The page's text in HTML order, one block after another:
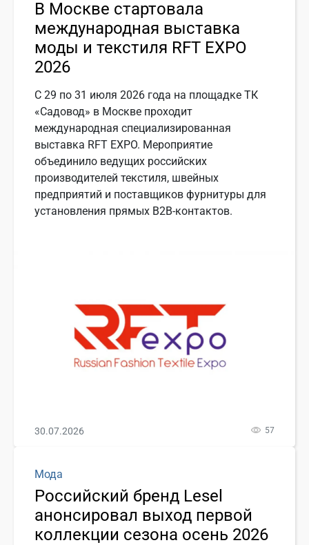
В Москве стартовала
международная выставка
моды и текстиля RFT EXPO
2026
С 29 по 31 июля 2026 года на площадке ТК
«Садовод» в Москве проходит
международная специализированная
выставка RFT EXPO. Мероприятие
объединило ведущих российских
производителей текстиля, швейных
предприятий и поставщиков фурнитуры для
установления прямых B2B-контактов.
30.07.2026 57
Мода
Российский бренд Lesel
анонсировал выход первой
коллекции сезона осень 2026